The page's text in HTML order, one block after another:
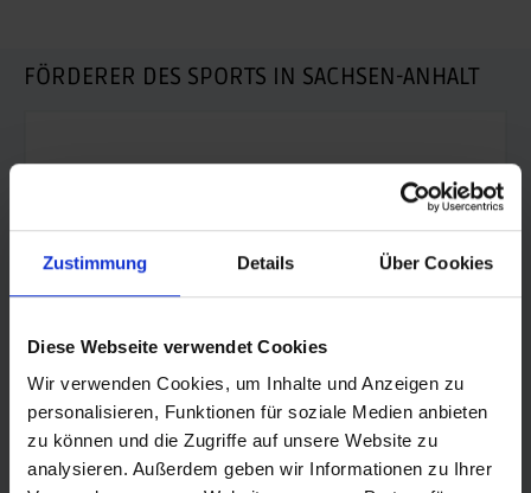
Zustimmung Details Über Cookies
Diese Webseite verwendet Cookies
Wir verwenden Cookies, um Inhalte und Anzeigen zu
personalisieren, Funktionen für soziale Medien anbieten
zu können und die Zugriffe auf unsere Website zu
analysieren. Außerdem geben wir Informationen zu Ihrer
FÖRDERER DES SPORTS IN SACHSEN-ANHALT